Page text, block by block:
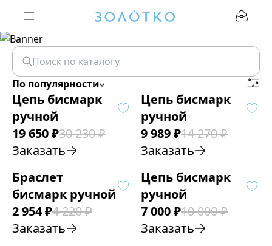
По популярности
Цепь бисмарк
ручной
19 650₽30 230₽
Заказать
Цепь бисмарк
ручной
9 989₽14 270₽
Заказать
Браслет
бисмарк ручной
2 954₽4 220₽
Заказать
Цепь бисмарк
ручной
7 000₽10 000₽
Заказать